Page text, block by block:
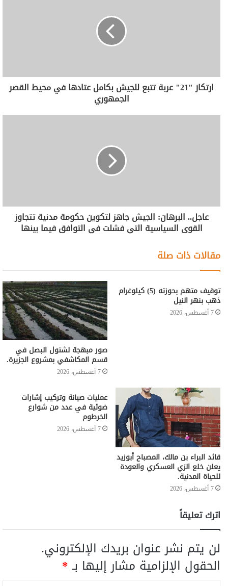
ارتكاز "21" عربة تتبع للجيش بكامل عتادها في محيط القصر
الجمهوري
عاجل.. البرهان: الجيش جاهز لتكوين حكومة مدنية تتجاوز
القوى السياسية التي فشلت في التوافق فيما بينها
مقالات ذات صلة
توقيف متهم بحوزته (5) كيلوغرام
ذهب بنهر النيل
7 أغسطس، 2026
صور مبهجة لشتول البصل في
قسم المكاشفي بمشروع الجزيرة.
7 أغسطس، 2026
قائد البراء بن مالك، المصباح أبوزيد
يعلن خلع الزي العسكري والعودة
للحياة المدنية.
7 أغسطس، 2026
عمليات صيانة وتركيب إشارات
ضوئية في عدد من شوارع
الخرطوم
7 أغسطس، 2026
اترك تعليقاً
لن يتم نشر عنوان بريدك الإلكتروني.
الحقول الإلزامية مشار إليها بـ*